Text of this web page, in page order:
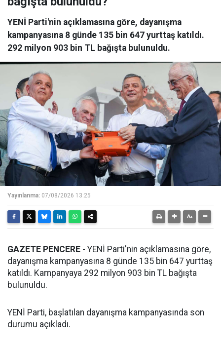
YENİ Parti'nin açıklamasına göre, dayanışma
kampanyasına 8 günde 135 bin 647 yurttaş katıldı.
292 milyon 903 bin TL bağışta bulunuldu.
Yayınlanma: 07/08/2026 13:25
GAZETE PENCERE - YENİ Parti'nin açıklamasına göre,
dayanışma kampanyasına 8 günde 135 bin 647 yurttaş
katıldı. Kampanyaya 292 milyon 903 bin TL bağışta
bulunuldu.
YENİ Parti, başlatılan dayanışma kampanyasında son
durumu açıkladı.